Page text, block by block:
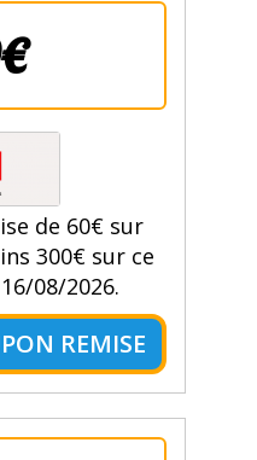
de 60€ sur
300€ sur ce
08/2026.
REMISE